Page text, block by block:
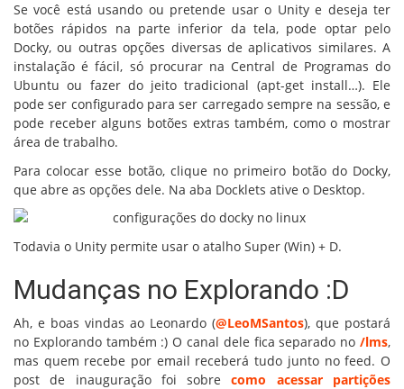
Se você está usando ou pretende usar o Unity e deseja ter
botões rápidos na parte inferior da tela, pode optar pelo
Docky, ou outras opções diversas de aplicativos similares. A
instalação é fácil, só procurar na Central de Programas do
Ubuntu ou fazer do jeito tradicional (apt-get install…). Ele
pode ser configurado para ser carregado sempre na sessão, e
pode receber alguns botões extras também, como o mostrar
área de trabalho.
Para colocar esse botão, clique no primeiro botão do Docky,
que abre as opções dele. Na aba Docklets ative o Desktop.
Todavia o Unity permite usar o atalho Super (Win) + D.
Mudanças no Explorando :D
Ah, e boas vindas ao Leonardo (@LeoMSantos), que postará
no Explorando também :) O canal dele fica separado no /lms,
mas quem recebe por email receberá tudo junto no feed. O
post de inauguração foi sobrecomo acessar partições